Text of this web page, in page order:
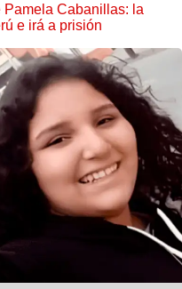
Pamela Cabanillas: la
e irá a prisión